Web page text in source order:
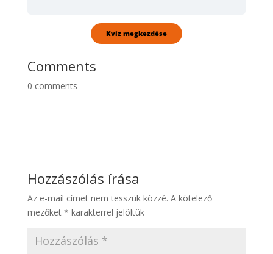
Comments
0 comments
Hozzászólás írása
Az e-mail címet nem tesszük közzé. A kötelező
mezőket * karakterrel jelöltük